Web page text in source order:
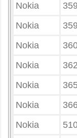
Nokia
Nokia
Nokia
Nokia
Nokia
Nokia
Nokia